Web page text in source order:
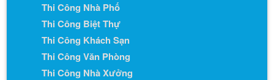
Thi Công Nhà Phố
Thi Công Biệt Thự
Thi Công Khách Sạn
Thi Công Văn Phòng
Thi Công Nhà Xưởng